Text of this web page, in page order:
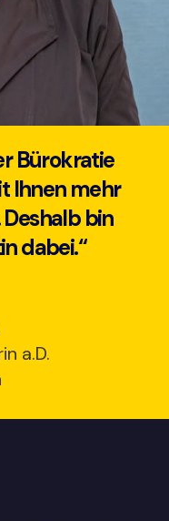
Bürokratie
Ihnen mehr
bin
dabei.“
a.D.